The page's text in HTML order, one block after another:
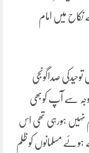
میں امام
صداگونجی
سے آپ کوبھی
نہیں ہورہی تھی اس
مسلمانوں کو ظلم